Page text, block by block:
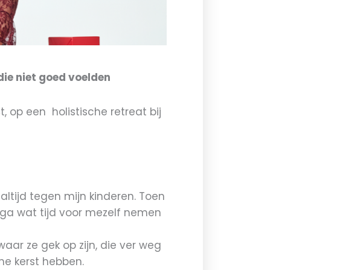
niet goed voelden
op een holistische retreat bij
tegen mijn kinderen. Toen
wat tijd voor mezelf nemen
ze gek op zijn, die ver weg
kerst hebben.